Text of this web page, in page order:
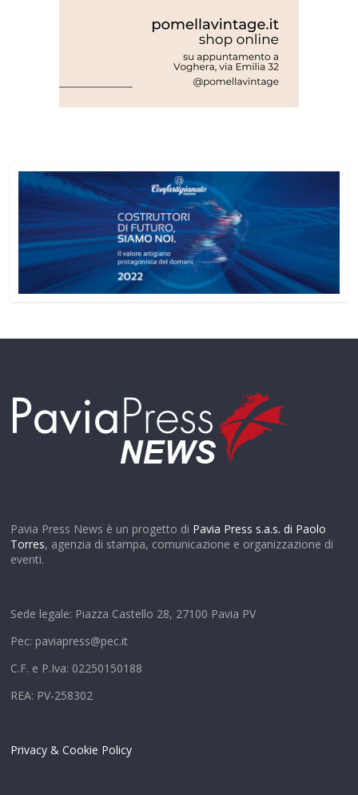
Pavia Press News è un progetto di Pavia Press s.a.s. di Paolo
Torres, agenzia di stampa, comunicazione e organizzazione di
eventi.
Sede legale: Piazza Castello 28, 27100 Pavia PV
Pec: paviapress@pec.it
C.F. e P.Iva: 02250150188
REA: PV-258302
Privacy & Cookie Policy